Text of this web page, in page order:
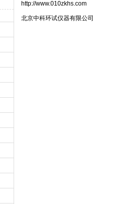
http://www.010zkhs.com
北京中科环试仪器有限公司